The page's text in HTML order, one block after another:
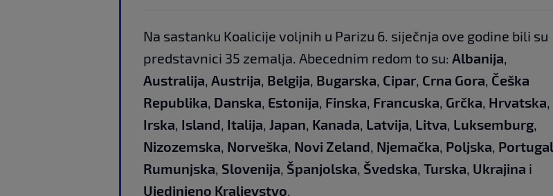
Na sastanku Koalicije voljnih u Parizu 6. siječnja ove godine bili su
predstavnici 35 zemalja. Abecednim redom to su: Albanija
Australija Austrija Belgija Bugarska Cipar Crna Gora Češka
Republika Danska Estonija Finska Francuska Grčka Hrvatska
Irska Island Italija Japan Kanada Latvija Litva Luksemburg
Nizozemska Norveška Novi Zeland Njemačka Poljska Portugal
Rumunjska Slovenija Španjolska Švedska Turska Ukrajina i
Ujedinjeno Kraljevstvo